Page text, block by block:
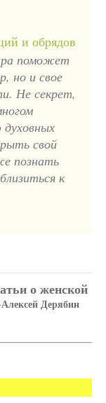
и обрядов
поможет
но и свое
Не секрет,
свой
познать
к
о женской
Дерябин